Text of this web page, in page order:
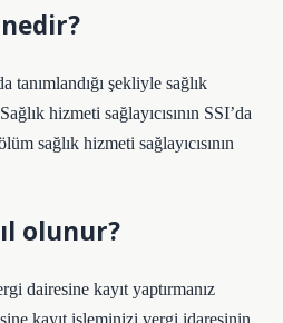
tanımlandığı şekliyle sağlık
hizmeti sağlayıcısının SSI’da
sağlık hizmeti sağlayıcısının
olunur?
dairesine kayıt yaptırmanız
kayıt işleminizi vergi idaresinin